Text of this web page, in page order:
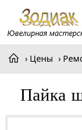
Цены
Пайка